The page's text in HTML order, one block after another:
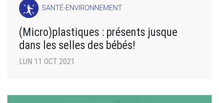
SANTÉ-ENVIRONNEMENT
(Micro)plastiques : présents jusque
dans les selles des bébés!
LUN 11 OCT 2021